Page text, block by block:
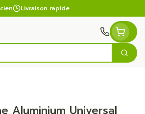
Livraison rapide
Aluminium Universal